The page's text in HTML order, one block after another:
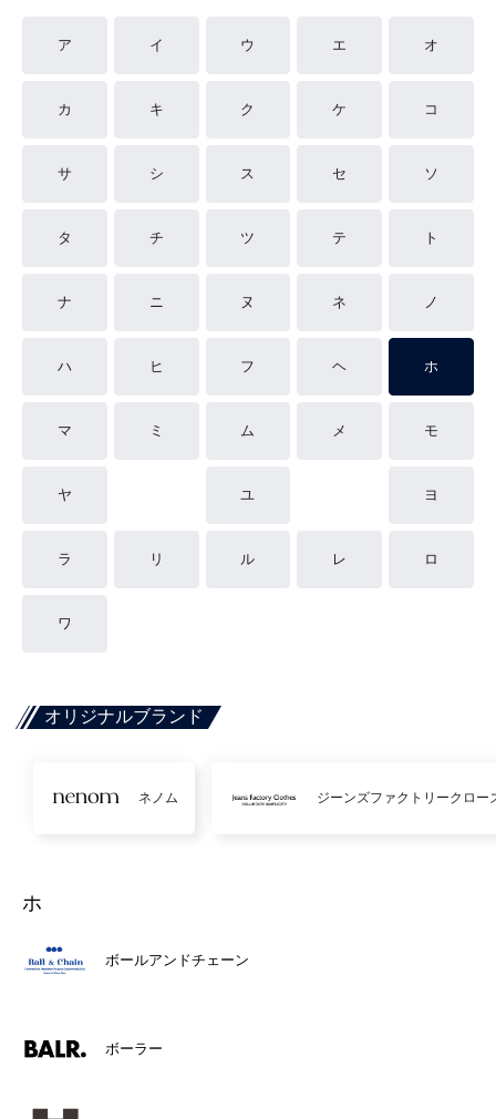
ア イ ウ エ オ
カ キ ク ケ コ
サ シ ス セ ソ
タ チ ツ テ ト
ナ ニ ヌ ネ ノ
ハ ヒ フ ヘ ホ
マ ミ ム メ モ
ヤ ユ ヨ
ラ リ ル レ ロ
ワ
オリジナルブランド
ネノム ジーンズファクトリークロー
ホ
ボールアンドチェーン
ボーラー